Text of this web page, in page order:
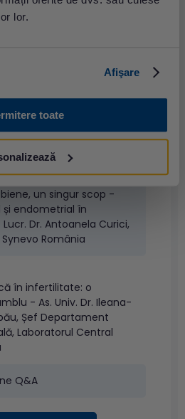
lor.
Afişare
toate
- Șef Lucr. Dr.
de la diagnostic la
Alina Bordea, Medic
Ginecologie, Clinica
un singur scop -
și endometrial în
Dr. Antoanela Curici,
România
în infertilitate: o
- As. Univ. Dr. Ileana-
Șef Departament
Laboratorul Central
Q&A